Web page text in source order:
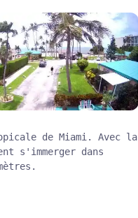
de Miami. Avec la
s'immerger dans